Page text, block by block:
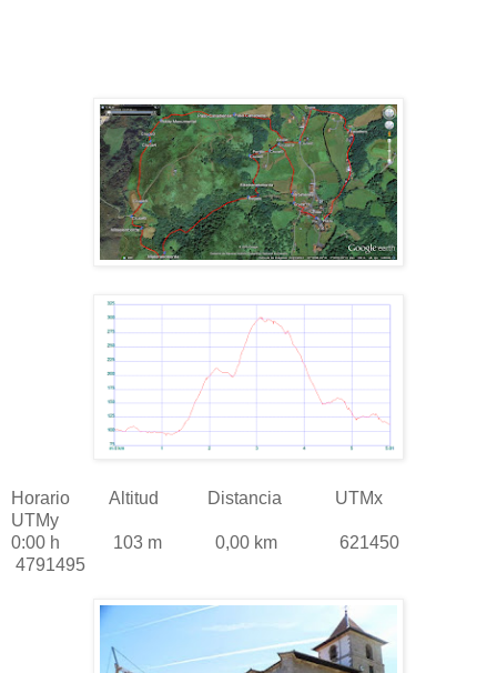
Horario Altitud Distancia UTMx
UTMy
0:00 h 103 m 0,00 km 621450
4791495